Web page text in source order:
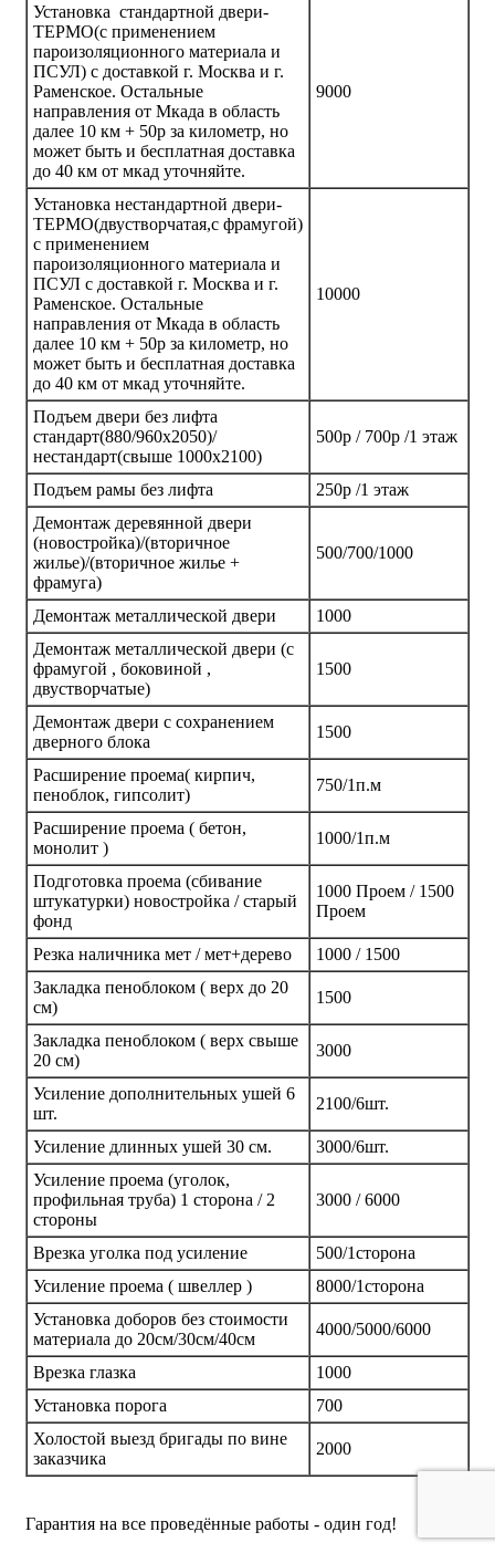
Установка стандартной двери-
ТЕРМО(с применением
пароизоляционного материала и
ПСУЛ) с доставкой г. Москва и г.
Раменское. Остальные
направления от Мкада в область
далее 10 км + 50р за километр, но
может быть и бесплатная доставка
до 40 км от мкад уточняйте.
9000
Установка нестандартной двери-
ТЕРМО(двустворчатая,с фрамугой)
с применением
пароизоляционного материала и
ПСУЛ с доставкой г. Москва и г.
Раменское. Остальные
направления от Мкада в область
далее 10 км + 50р за километр, но
может быть и бесплатная доставка
до 40 км от мкад уточняйте.
10000
Подъем двери без лифта
стандарт(880/960х2050)/
нестандарт(свыше 1000х2100)
500р / 700р /1 этаж
Подъем рамы без лифта
250р /1 этаж
Демонтаж деревянной двери
(новостройка)/(вторичное
жилье)/(вторичное жилье +
фрамуга)
500/700/1000
Демонтаж металлической двери
1000
Демонтаж металлической двери (с
фрамугой , боковиной ,
двустворчатые)
1500
Демонтаж двери с сохранением
дверного блока
1500
Расширение проема( кирпич,
пеноблок, гипсолит)
750/1п.м
Расширение проема ( бетон,
монолит )
1000/1п.м
Подготовка проема (сбивание
штукатурки) новостройка / старый
фонд
1000 Проем / 1500
Проем
Резка наличника мет / мет+дерево
1000 / 1500
Закладка пеноблоком ( верх до 20
см)
1500
Закладка пеноблоком ( верх свыше
20 см)
3000
Усиление дополнительных ушей 6
шт.
2100/6шт.
Усиление длинных ушей 30 см.
3000/6шт.
Усиление проема (уголок,
профильная труба) 1 сторона / 2
стороны
3000 / 6000
Врезка уголка под усиление
500/1сторона
Усиление проема ( швеллер )
8000/1сторона
Установка доборов без стоимости
материала до 20см/30см/40см
4000/5000/6000
Врезка глазка
1000
Установка порога
700
Холостой выезд бригады по вине
заказчика
2000
Гарантия на все проведённые работы - один год!